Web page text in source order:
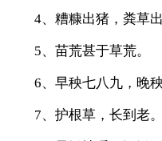
4、糟糠出猪，粪草出
5、苗荒甚于草荒。
6、早秧七八九，晚秧
7、护根草，长到老。